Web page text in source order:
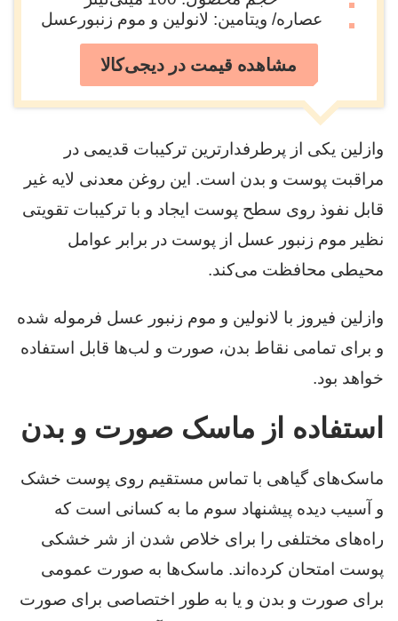
عصاره/ ویتامین: لانولین و موم زنبورعسل
مشاهده قیمت در دیجی‌کالا
وازلین یکی از پرطرفدارترین ترکیبات قدیمی در
مراقبت پوست و بدن است. این روغن معدنی لایه غیر
قابل نفوذ روی سطح پوست ایجاد و با ترکیبات تقویتی
نظیر موم زنبور عسل از پوست در برابر عوامل
محیطی محافظت می‌کند.
وازلین فیروز با لانولین و موم زنبور عسل فرموله شده
و برای تمامی نقاط بدن، صورت و لب‌ها قابل استفاده
خواهد بود.
استفاده از ماسک صورت و بدن
ماسک‌های گیاهی با تماس مستقیم روی پوست خشک
و آسیب دیده پیشنهاد سوم ما به کسانی است که
راه‌های مختلفی را برای خلاص شدن از شر خشکی
پوست امتحان کرده‌اند. ماسک‌ها به صورت عمومی
برای صورت و بدن و یا به طور اختصاصی برای صورت